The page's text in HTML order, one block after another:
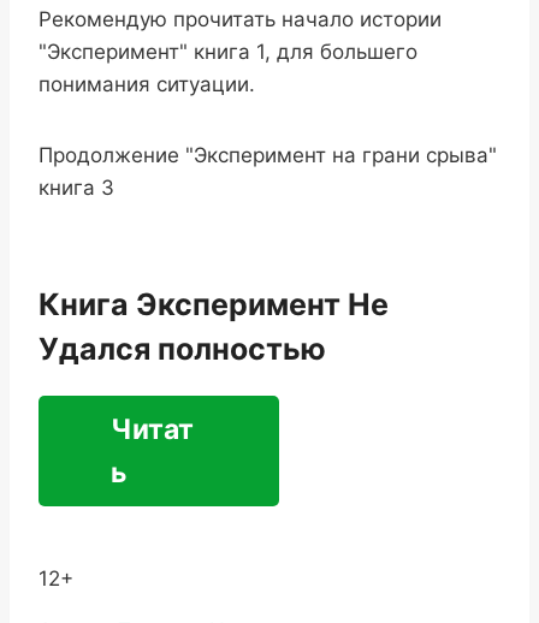
Рекомендую прочитать начало истории
"Эксперимент" книга 1, для большего
понимания ситуации.
Продолжение "Эксперимент на грани срыва"
книга 3
Книга Эксперимент Не
Удался полностью
Читат
ь
12+